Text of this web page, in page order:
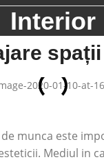
Interior
munca este
Mediul in